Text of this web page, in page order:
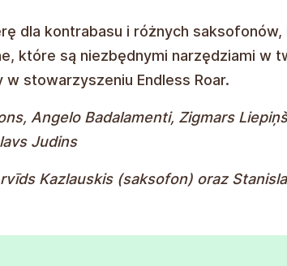
dla kontrabasu i różnych
które są niezbędnymi narzędziami w
stowarzyszeniu Endless Roar.
Angelo Badalamenti, Zigmars
Judins
Kazlauskis (saksofon) oraz